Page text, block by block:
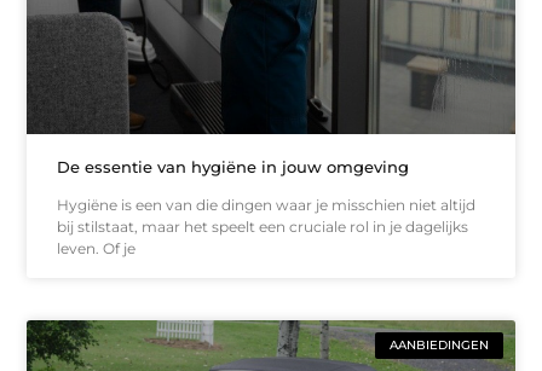
De essentie van hygiëne in jouw omgeving
Hygiëne is een van die dingen waar je misschien niet altijd
bij stilstaat, maar het speelt een cruciale rol in je dagelijks
leven. Of je
AANBIEDINGEN